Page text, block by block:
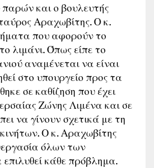
και ο βουλευτής
Αραχωβίτης. Ο κ.
που αφορούν το
λιμάνι. Όπως είπε το
αναμένεται να είναι
στο υπουργείο προς τα
σε καθίζηση που έχει
Ζώνης Λιμένα και σε
να γίνουν σχετικά με τη
Ο κ. Αραχωβίτης
όλων των
κάθε πρόβλημα.